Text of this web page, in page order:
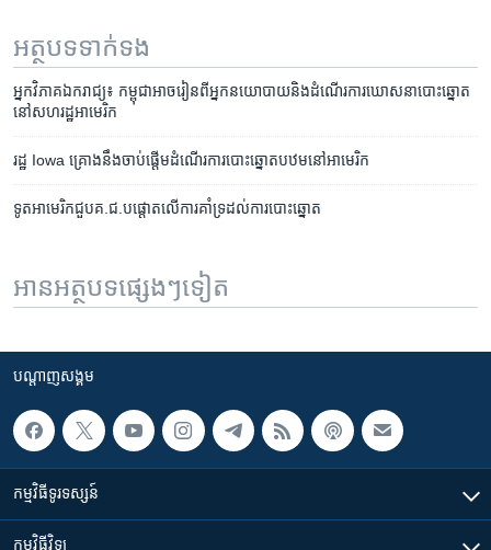
អត្ថបទ​ទាក់ទង
អ្នក​វិភាគ​ឯករាជ្យ៖ កម្ពុជា​អាច​រៀន​ពី​អ្នក​នយោបាយ​និង​ដំណើរការ​ឃោសនា​បោះឆ្នោត​
នៅ​សហរដ្ឋ​អាមេរិក
រដ្ឋ Iowa គ្រោង​នឹង​ចាប់ផ្តើម​ដំណើរ​ការ​បោះឆ្នោត​បឋម​នៅ​អាមេរិក
ទូត​អាមេរិក​ជួប​គ.ជ.ប​ផ្តោត​លើ​ការ​គាំទ្រ​ដល់​ការ​បោះឆ្នោត​
អានអត្ថបទផ្សេងៗទៀត
បណ្តាញ​សង្គម
កម្មវិធី​ទូរទស្សន៍
កម្មវិធី​វិទ្យុ